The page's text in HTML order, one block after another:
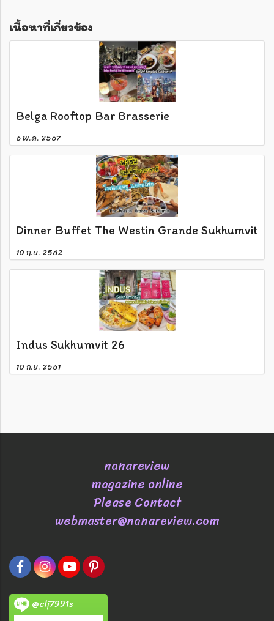
เนื้อหาที่เกี่ยวข้อง
Belga Rooftop Bar Brasserie
6 พ.ค. 2567
Dinner Buffet The Westin Grande Sukhumvit
10 ก.ย. 2562
Indus Sukhumvit 26
10 ก.ย. 2561
nanareview
magazine online
Please Contact
webmaster@nanareview.com
@clj7991s